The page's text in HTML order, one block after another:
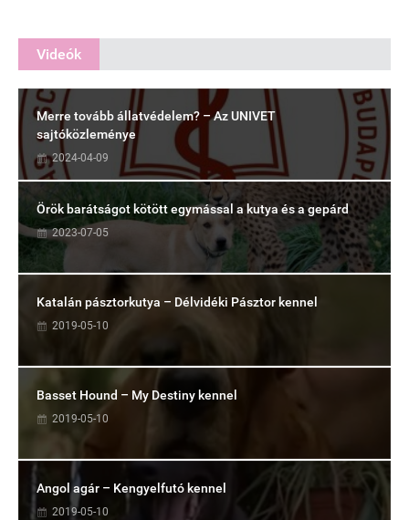
Videók
Merre tovább állatvédelem? – Az UNIVET
sajtóközleménye
2024-04-09
Örök barátságot kötött egymással a kutya és a gepárd
2023-07-05
Katalán pásztorkutya – Délvidéki Pásztor kennel
2019-05-10
Basset Hound – My Destiny kennel
2019-05-10
Angol agár – Kengyelfutó kennel
2019-05-10